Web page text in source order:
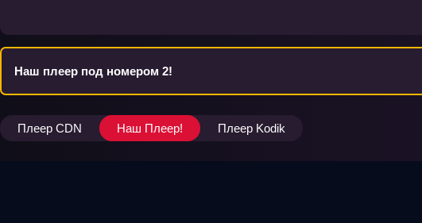
Наш плеер под номером 2!
Плеер CDN Наш Плеер! Плеер Kodik